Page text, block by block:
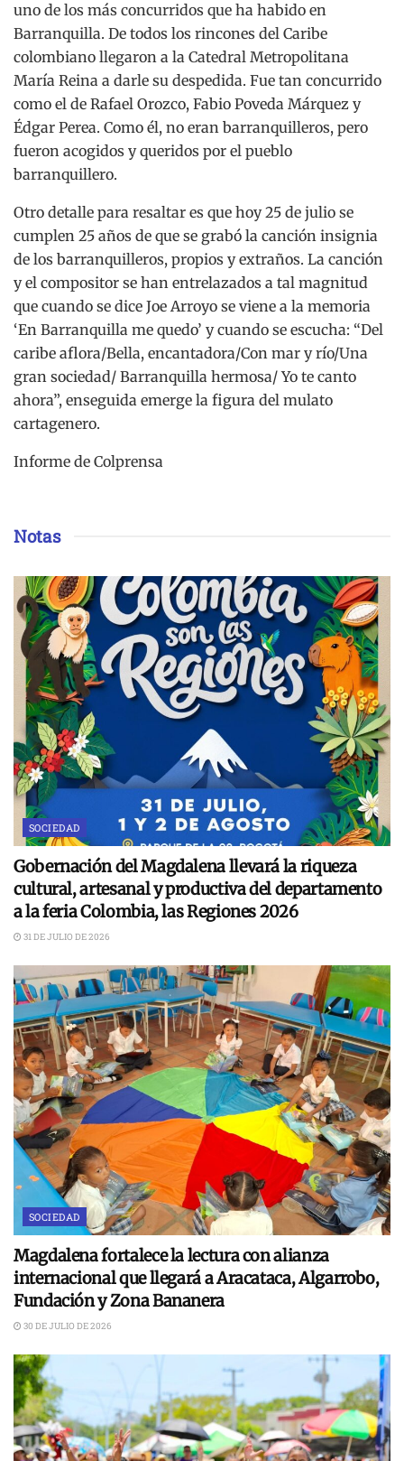
uno de los más concurridos que ha habido en
Barranquilla. De todos los rincones del Caribe
colombiano llegaron a la Catedral Metropolitana
María Reina a darle su despedida. Fue tan concurrido
como el de Rafael Orozco, Fabio Poveda Márquez y
Édgar Perea. Como él, no eran barranquilleros, pero
fueron acogidos y queridos por el pueblo
barranquillero.
Otro detalle para resaltar es que hoy 25 de julio se
cumplen 25 años de que se grabó la canción insignia
de los barranquilleros, propios y extraños. La canción
y el compositor se han entrelazados a tal magnitud
que cuando se dice Joe Arroyo se viene a la memoria
‘En Barranquilla me quedo’ y cuando se escucha: “Del
caribe aflora/Bella, encantadora/Con mar y río/Una
gran sociedad/ Barranquilla hermosa/ Yo te canto
ahora”, enseguida emerge la figura del mulato
cartagenero.
Informe de Colprensa
Notas
SOCIEDAD
Gobernación del Magdalena llevará la riqueza
cultural, artesanal y productiva del departamento
a la feria Colombia, las Regiones 2026
31 DE JULIO DE 2026
SOCIEDAD
Magdalena fortalece la lectura con alianza
internacional que llegará a Aracataca, Algarrobo,
Fundación y Zona Bananera
30 DE JULIO DE 2026